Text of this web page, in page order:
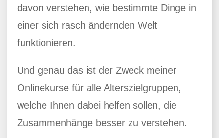
davon verstehen, wie bestimmte Dinge in
einer sich rasch ändernden Welt
funktionieren.
Und genau das ist der Zweck meiner
Onlinekurse für alle Alterszielgruppen,
welche Ihnen dabei helfen sollen, die
Zusammenhänge besser zu verstehen.